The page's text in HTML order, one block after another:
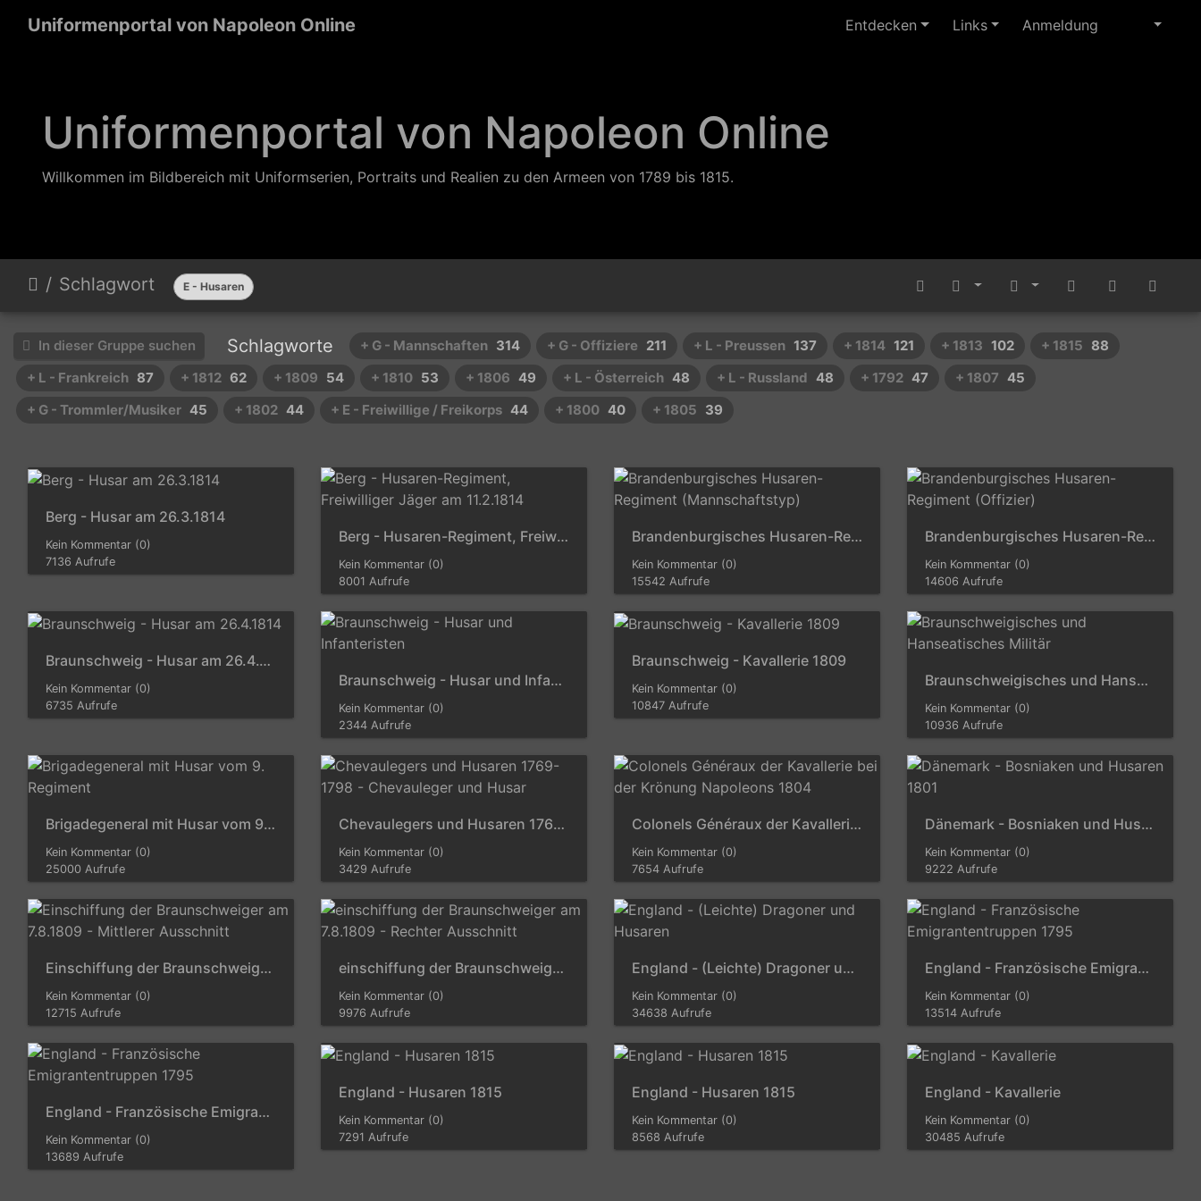
Uniformenportal von Napoleon Online Entdecken Links Anmeldung
Uniformenportal von Napoleon Online
Willkommen im Bildbereich mit Uniformserien, Portraits und Realien zu den Armeen von 1789 bis 1815.
Schlagwort E - Husaren
In dieser Gruppe suchen Schlagworte + G - Mannschaften 314 + G - Offiziere 211 + L - Preussen 137 + 1814 121 + 1813 102 + 1815 88
+ L - Frankreich 87 + 1812 62 + 1809 54 + 1810 53 + 1806 49 + L - Österreich 48 + L - Russland 48 + 1792 47 + 1807 45
+ G - Trommler/Musiker 45 + 1802 44 + E - Freiwillige / Freikorps 44 + 1800 40 + 1805 39
Berg - Husar am 26.3.1814
Kein Kommentar (0)
7136 Aufrufe
Berg - Husaren-Regiment, Freiwilliger Jäger am 11.2.1814
Kein Kommentar (0)
8001 Aufrufe
Brandenburgisches Husaren-Regiment (Mannschaftstyp)
Kein Kommentar (0)
15542 Aufrufe
Brandenburgisches Husaren-Regiment (Offizier)
Kein Kommentar (0)
14606 Aufrufe
Braunschweig - Husar am 26.4.1814
Kein Kommentar (0)
6735 Aufrufe
Braunschweig - Husar und Infanteristen
Kein Kommentar (0)
2344 Aufrufe
Braunschweig - Kavallerie 1809
Kein Kommentar (0)
10847 Aufrufe
Braunschweigisches und Hanseatisches Militär
Kein Kommentar (0)
10936 Aufrufe
Brigadegeneral mit Husar vom 9. Regiment
Kein Kommentar (0)
25000 Aufrufe
Chevaulegers und Husaren 1769-1798 - Chevauleger und Husar
Kein Kommentar (0)
3429 Aufrufe
Colonels Généraux der Kavallerie bei der Krönung Napoleons 1804
Kein Kommentar (0)
7654 Aufrufe
Dänemark - Bosniaken und Husaren 1801
Kein Kommentar (0)
9222 Aufrufe
Einschiffung der Braunschweiger am 7.8.1809 - Mittlerer Ausschnitt
Kein Kommentar (0)
12715 Aufrufe
einschiffung der Braunschweiger am 7.8.1809 - Rechter Ausschnitt
Kein Kommentar (0)
9976 Aufrufe
England - (Leichte) Dragoner und Husaren
Kein Kommentar (0)
34638 Aufrufe
England - Französische Emigrantentruppen 1795
Kein Kommentar (0)
13514 Aufrufe
England - Französische Emigrantentruppen 1795
Kein Kommentar (0)
13689 Aufrufe
England - Husaren 1815
Kein Kommentar (0)
7291 Aufrufe
England - Husaren 1815
Kein Kommentar (0)
8568 Aufrufe
England - Kavallerie
Kein Kommentar (0)
30485 Aufrufe